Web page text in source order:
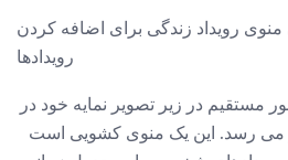
رویداد زندگی برای اضافه کردن
رویدادها
مستقیم در زیر تصویر نمایه خود در
می رسد. این یک منوی کشویی است